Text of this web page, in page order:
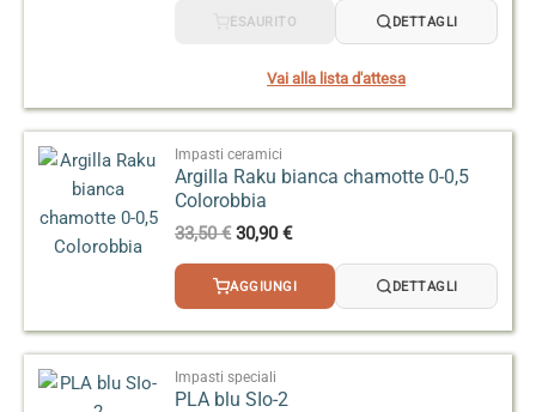
originaleattuale
ESAURITO DETTAGLI
Vai alla lista d'attesa
Impasti ceramici
Argilla Raku bianca chamotte 0-0,5
Colorobbia
33,50€ Il
originale
30,90€Il
attuale
AGGIUNGI DETTAGLI
Impasti speciali
PLA blu SIo-2